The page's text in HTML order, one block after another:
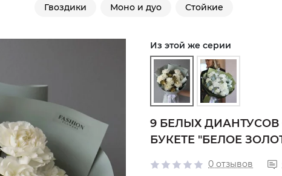
Гвоздики Моно и дуо Стойкие
Из этой же серии
9 БЕЛЫХ
БУКЕТЕ "БЕЛОЕ
0 отзывов